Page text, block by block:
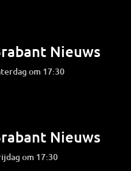
Nieuws
om 17:30
Nieuws
om 17:30